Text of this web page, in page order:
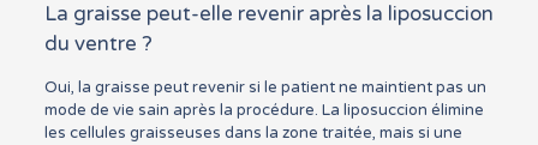
La graisse peut-elle revenir après la liposuccion
du ventre ?
Oui, la graisse peut revenir si le patient ne maintient pas un
mode de vie sain après la procédure. La liposuccion élimine
les cellules graisseuses dans la zone traitée, mais si une